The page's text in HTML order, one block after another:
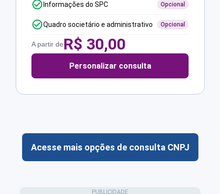
Informações do SPC Opcional
Quadro societário e administrativo Opcional
A partir deR$ 30,00
Personalizar consulta
Acesse mais opções de consulta CNPJ